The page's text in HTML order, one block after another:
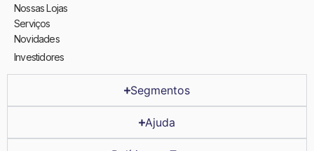
Nossas Lojas
Serviços
Novidades
Investidores
Segmentos
Ajuda